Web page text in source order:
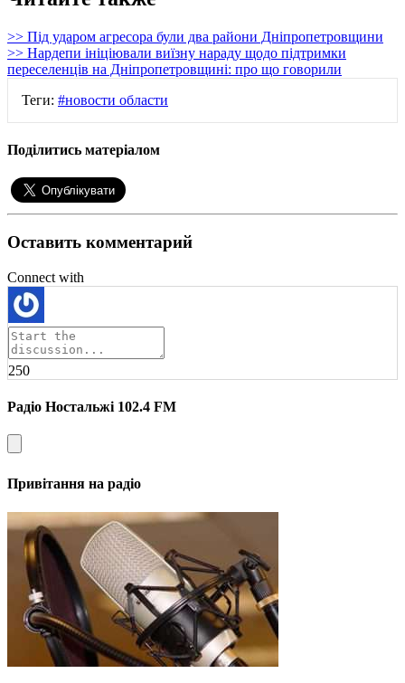
>> Під ударом агресора були два райони Дніпропетровщини
>> Нардепи ініціювали виїзну нараду щодо підтримки
переселенців на Дніпропетровщині: про що говорили
Теги: #новости области
Поділитись матеріалом
Оставить комментарий
Connect with
250
Радіо Ностальжі 102.4 FM
Привітання на радіо